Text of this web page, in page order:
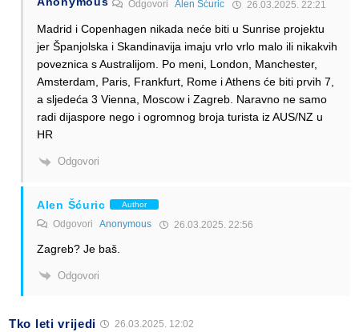
OdgovoriAlen Šćuric 26.03.2025. 22:21
Madrid i Copenhagen nikada neće biti u Sunrise projektu
jer Španjolska i Skandinavija imaju vrlo vrlo malo ili nikakvih
poveznica s Australijom. Po meni, London, Manchester,
Amsterdam, Paris, Frankfurt, Rome i Athens će biti prvih 7,
a sljedeća 3 Vienna, Moscow i Zagreb. Naravno ne samo
radi dijaspore nego i ogromnog broja turista iz AUS/NZ u
HR
Odgovori
Alen Šćuric Author
Odgovori Anonymous 26.03.2025. 22:56
Zagreb? Je baš.
Odgovori
Tko leti vrijedi 26.03.2025. 12:02